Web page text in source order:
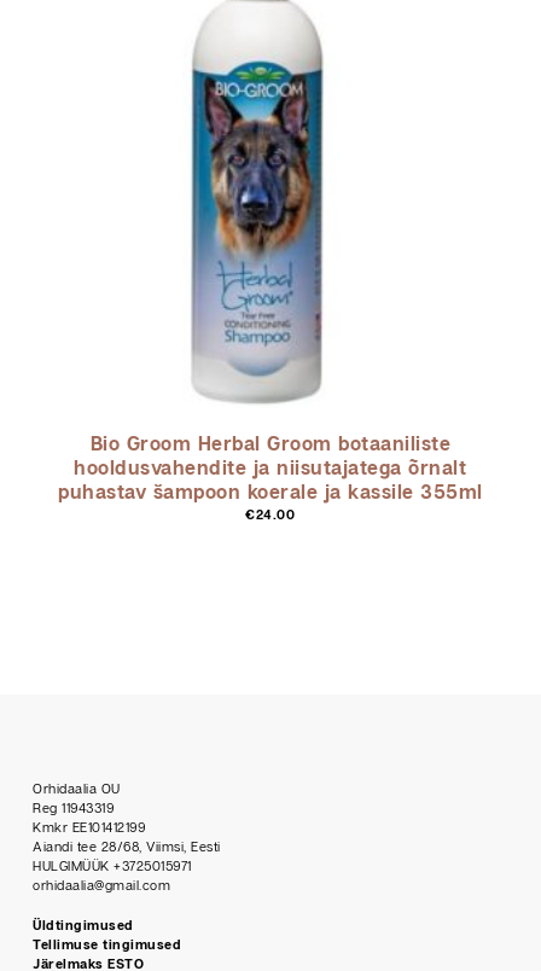
Bio Groom Herbal Groom botaaniliste
hooldusvahendite ja niisutajatega õrnalt
puhastav šampoon koerale ja kassile 355ml
€24.00
Orhidaalia OU
Reg 11943319
Kmkr EE101412199
Aiandi tee 28/68, Viimsi, Eesti
HULGIMÜÜK +3725015971
orhidaalia@gmail.com
Üldtingimused
Tellimuse tingimused
Järelmaks ESTO